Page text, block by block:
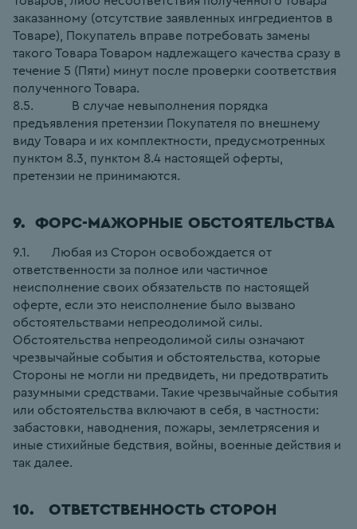
заказанному (отсутствие заявленных ингредиентов в
Товаре), Покупатель вправе потребовать замены
такого Товара Товаром надлежащего качества сразу в
течение 5 (Пяти) минут после проверки соответствия
полученного Товара.
8.5.            В случае невыполнения порядка
предъявления претензии Покупателя по внешнему
виду Товара и их комплектности, предусмотренных
пунктом 8.3, пунктом 8.4 настоящей оферты,
претензии не принимаются.
9.  ФОРС-МАЖОРНЫЕ ОБСТОЯТЕЛЬСТВА
9.1.       Любая из Сторон освобождается от
ответственности за полное или частичное
неисполнение своих обязательств по настоящей
оферте, если это неисполнение было вызвано
обстоятельствами непреодолимой силы.
Обстоятельства непреодолимой силы означают
чрезвычайные события и обстоятельства, которые
Стороны не могли ни предвидеть, ни предотвратить
разумными средствами. Такие чрезвычайные события
или обстоятельства включают в себя, в частности:
забастовки, наводнения, пожары, землетрясения и
иные стихийные бедствия, войны, военные действия и
так далее.
10.   ОТВЕТСТВЕННОСТЬ СТОРОН